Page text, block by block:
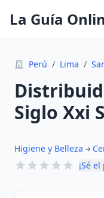
La Guía
Perú / Lima /
Siglo Xxi
Higiene y Belleza
¡Sé